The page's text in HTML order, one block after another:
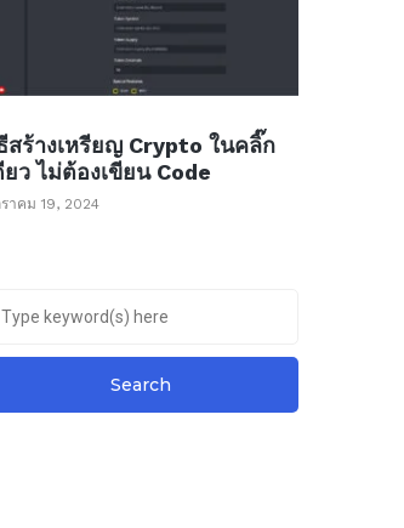
สร้างเหรียญ Crypto ในคลิ๊ก
ยว ไม่ต้องเขียน Code
าคม 19, 2024